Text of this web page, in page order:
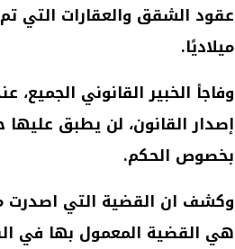
عقود الشقق
ميلاديًا.
وفاجأ الخبير القانوني
إصدار القانون، لن يطبق
بخصوص الحكم.
وكشف ان القضية التي اصدرت
هي القضية